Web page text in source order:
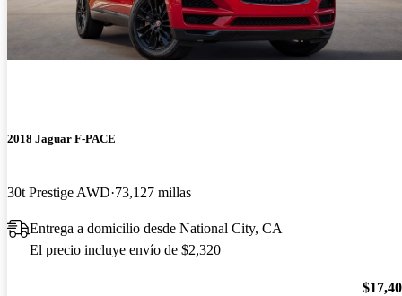
2018 Jaguar F-PACE
30t Prestige AWD 73,127 millas
Entrega a domicilio desde National City, CA
El precio incluye envío de $2,320